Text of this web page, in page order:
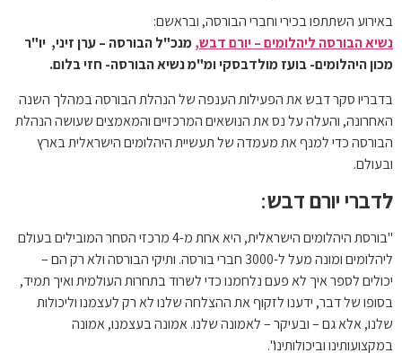
באירוע השתתפו בכירי וחברי הבורסה, ובראשם:
נשיא הבורסה ליהלומים – יורם דבש,מנכ"ל הבורסה – ערן זיני, יו"ר
מכון היהלומים- בועז מולדבסקי ומ"מ נשיא הבורסה- חזי בלום.
בדבריו סקר דבש את הפעילות הענפה של הנהלת הבורסה במהלך השנה
האחרונה, והעלה על נס את הנושאים המרכזיים והמאמצים שעושה הנהלת
הבורסה כדי למנף את מעמדה של תעשיית היהלומים הישראלית בארץ
ובעולם.
לדברי יורם דבש:
"בורסת היהלומים הישראלית, היא אחת מ-4 מרכזי הסחר המובילים בעולם
ליהלומים ומונה מעל ל-3000 חברי בורסה. ותיקי הבורסה ולא רק הם –
יכולים לספר איך לא פעם נלחמנו כדי לשרוד בתחרות העולמית ואיך תמיד,
בסופו של דבר, ידענו לזקוף את ההצלחה שלנו לא רק לעצמנו וליכולות
שלנו, אלא גם – ובעיקר – לאמונה שלנו. אמונה בעצמנו, אמונה
במקצועותינו וביכולותינו".